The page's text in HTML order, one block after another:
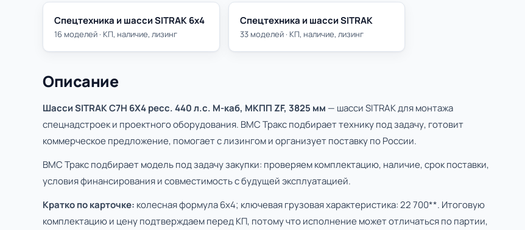
Спецтехника и шасси SITRAK 6х4
16 моделей · КП, наличие, лизинг
Спецтехника и шасси SITRAK
33 моделей · КП, наличие, лизинг
Описание
Шасси SITRAK C7H 6Х4 ресс. 440 л.с. M-каб, МКПП ZF, 3825 мм — шасси SITRAK для монтажа
спецнадстроек и проектного оборудования. ВМС Тракс подбирает технику под задачу, готовит
коммерческое предложение, помогает с лизингом и организует поставку по России.
ВМС Тракс подбирает модель под задачу закупки: проверяем комплектацию, наличие, срок поставки,
условия финансирования и совместимость с будущей эксплуатацией.
Кратко по карточке: колесная формула 6х4; ключевая грузовая характеристика: 22 700**. Итоговую
комплектацию и цену подтверждаем перед КП, потому что исполнение может отличаться по партии,